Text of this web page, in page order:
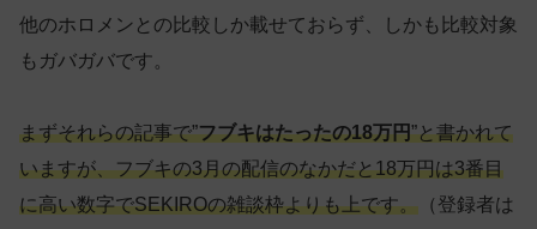
他のホロメンとの比較しか載せておらず、しかも比較対象
もガバガバです。
まずそれらの記事で”フブキはたったの18万円”と書かれて
いますが、フブキの3月の配信のなかだと18万円は3番目
に高い数字でSEKIROの雑談枠よりも上です。 （登録者は